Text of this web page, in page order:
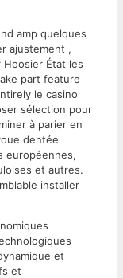
amp quelques
ajustement ,
État les
part feature
le casino
sélection pour
à parier en
dentée
européennes,
et autres.
installer
et
et